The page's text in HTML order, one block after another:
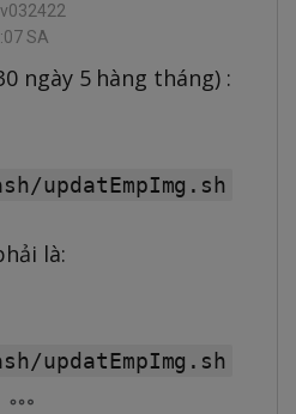
SA
ngày 5 hàng tháng) :
updatEmpImg.sh
là:
updatEmpImg.sh